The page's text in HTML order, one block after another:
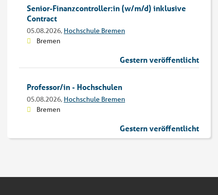
Senior-Finanzcontroller:in (w/m/d) inklusive
Contract
05.08.2026, Hochschule Bremen
Bremen
Gestern veröffentlicht
Professor/in - Hochschulen
05.08.2026, Hochschule Bremen
Bremen
Gestern veröffentlicht